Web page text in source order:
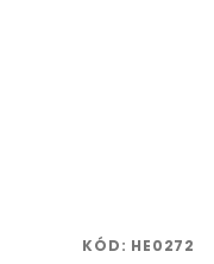
KÓD: HE0272